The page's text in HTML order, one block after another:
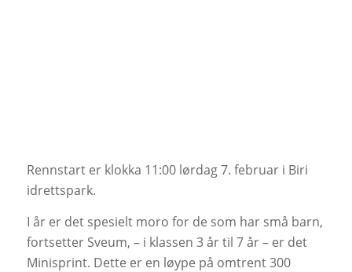
Rennstart er klokka 11:00 lørdag 7. februar i Biri
idrettspark.
I år er det spesielt moro for de som har små barn,
fortsetter Sveum, – i klassen 3 år til 7 år – er det
Minisprint. Dette er en løype på omtrent 300